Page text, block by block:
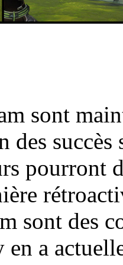
sont
des
pourront
sont des
a